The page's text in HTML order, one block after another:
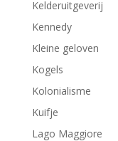
Kelderuitgeverij
Kennedy
Kleine geloven
Kogels
Kolonialisme
Kuifje
Lago Maggiore